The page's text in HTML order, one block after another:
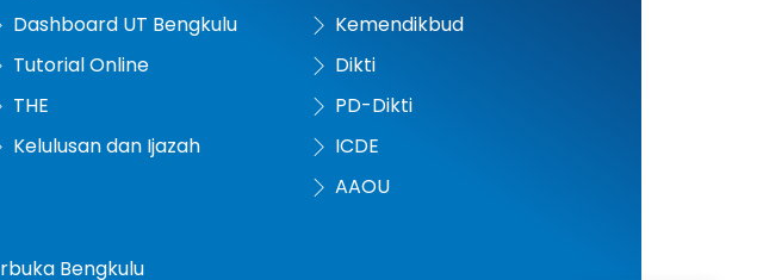
Dashboard UT Bengkulu
Tutorial Online
THE
Kelulusan dan Ijazah
Kemendikbud
Dikti
PD-Dikti
ICDE
AAOU
Bengkulu